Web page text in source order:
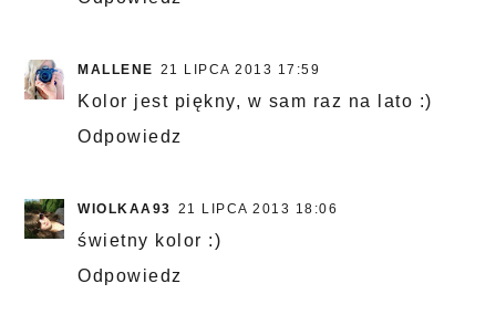
MALLENE 21 LIPCA 2013 17:59
Kolor jest piękny, w sam raz na lato :)
Odpowiedz
WIOLKAA93 21 LIPCA 2013 18:06
świetny kolor :)
Odpowiedz